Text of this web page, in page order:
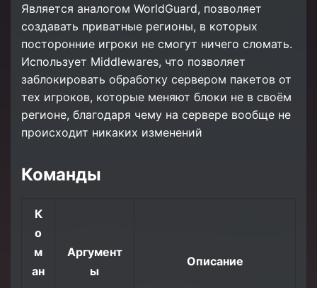
Является аналогом WorldGuard, позволяет
создавать приватные регионы, в которых
посторонние игроки не смогут ничего сломать.
Использует Middlewares, что позволяет
заблокировать обработку сервером пакетов от
тех игроков, которые меняют блоки не в своём
регионе, благодаря чему на сервере вообще не
происходит никаких изменений
Команды
К
о
м
ан
Аргумент
ы
Описание